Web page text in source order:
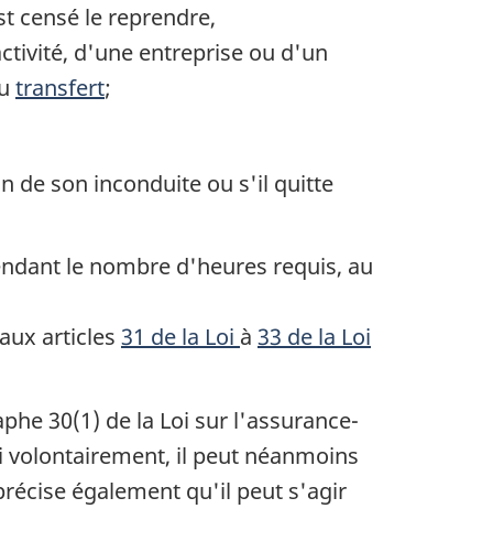
censé le reprendre,
d'une entreprise ou d'un
transfert;
de son inconduite ou s'il quitte
le nombre d'heures requis, au
articles 31 de la Loi à 33 de la Loi
30(1) de la Loi sur l'assurance-
il peut néanmoins
également qu'il peut s'agir